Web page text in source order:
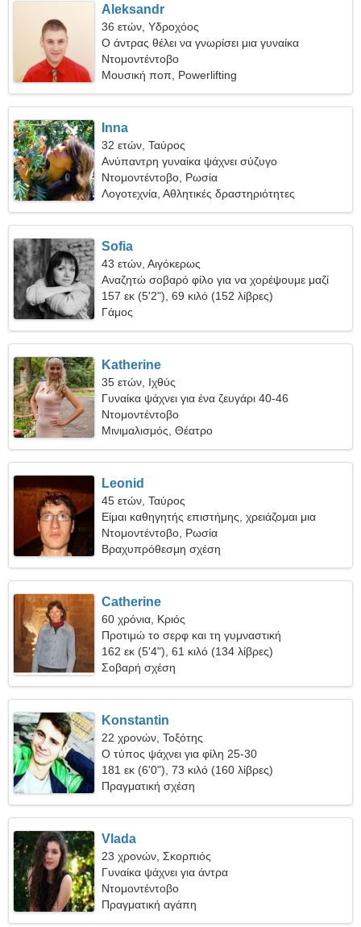
Aleksandr
36 ετών, Υδροχόος
Ο άντρας θέλει να γνωρίσει μια γυναίκα
Ντομοντέντοβο
Μουσική ποπ, Powerlifting
Inna
32 ετών, Ταύρος
Ανύπαντρη γυναίκα ψάχνει σύζυγο
Ντομοντέντοβο, Ρωσία
Λογοτεχνία, Αθλητικές δραστηριότητες
Sofia
43 ετών, Αιγόκερως
Αναζητώ σοβαρό φίλο για να χορέψουμε μαζί
157 εκ (5'2"), 69 κιλό (152 λίβρες)
Γάμος
Katherine
35 ετών, Ιχθύς
Γυναίκα ψάχνει για ένα ζευγάρι 40-46
Ντομοντέντοβο
Μινιμαλισμός, Θέατρο
Leonid
45 ετών, Ταύρος
Είμαι καθηγητής επιστήμης, χρειάζομαι μια
παιχνιδιάρικη γυναίκα
Ντομοντέντοβο, Ρωσία
Βραχυπρόθεσμη σχέση
Catherine
60 χρόνια, Κριός
Προτιμώ το σερφ και τη γυμναστική
162 εκ (5'4"), 61 κιλό (134 λίβρες)
Σοβαρή σχέση
Konstantin
22 χρονών, Τοξότης
Ο τύπος ψάχνει για φίλη 25-30
181 εκ (6'0"), 73 κιλό (160 λίβρες)
Πραγματική σχέση
Vlada
23 χρονών, Σκορπιός
Γυναίκα ψάχνει για άντρα
Ντομοντέντοβο
Πραγματική αγάπη